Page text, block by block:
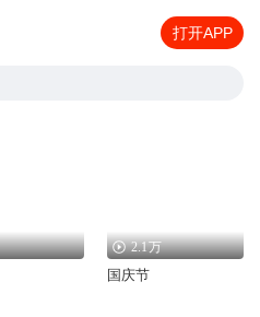
打开APP
2.1万
国庆节